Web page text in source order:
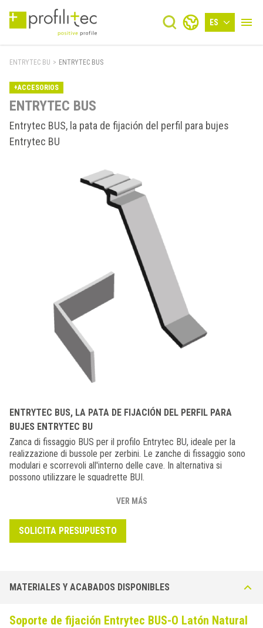
ES
ENTRYTEC BU > ENTRYTEC BUS
+ACCESORIOS
ENTRYTEC BUS
Entrytec BUS, la pata de fijación del perfil para bujes
Entrytec BU
ENTRYTEC BUS, LA PATA DE FIJACIÓN DEL PERFIL PARA
BUJES ENTRYTEC BU
Zanca di fissaggio BUS per il profilo Entrytec BU, ideale per la
realizzazione di bussole per zerbini. Le zanche di fissaggio sono
modulari e scorrevoli all'interno delle cave. In alternativa si
possono utilizzare le squadrette BUI.
VER MÁS
SOLICITA PRESUPUESTO
MATERIALES Y ACABADOS DISPONIBLES
Soporte de fijación Entrytec BUS-O Latón Natural